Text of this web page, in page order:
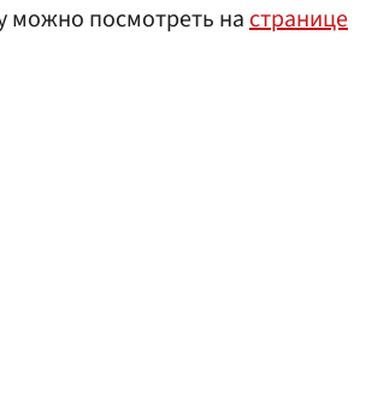
можно посмотреть настранице